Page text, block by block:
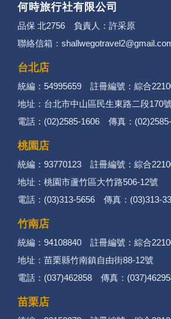
何時旅行社有限公司
品保 北2756 負責人：許采原
聯絡信箱：
台北店
統編：54995659 註冊編號：綜合
地址：台北市中山區民生東路二段170
電話：(02)2585-1606 傳真：
桃園店
統編：93770123 註冊編號：綜合
地址：桃園市蘆竹區大竹路506-12號
電話：(03)313-5656 傳真：(03)313-
竹南店
統編：94108840 註冊編號：綜合
地址：苗栗縣竹南鎮自由街88-12號
電話：(037)462858 傳真：
苗栗店